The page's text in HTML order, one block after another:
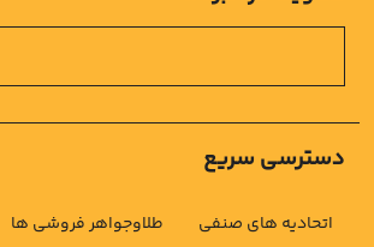
دسترسی سریع
اتحادیه های صنفی
طلاوجواهر فروشی ها